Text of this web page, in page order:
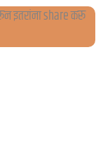
इतरांना share करू